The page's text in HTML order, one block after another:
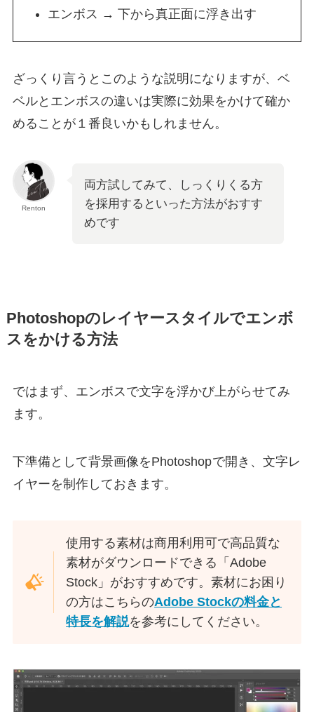
エンボス → 下から真正面に浮き出す
ざっくり言うとこのような説明になりますが、ベ
ベルとエンボスの違いは実際に効果をかけて確か
めることが１番良いかもしれません。
Renton
両方試してみて、しっくりくる方
を採用するといった方法がおすす
めです
Photoshopのレイヤースタイルでエンボ
スをかける方法
ではまず、エンボスで文字を浮かび上がらせてみ
ます。
下準備として背景画像をPhotoshopで開き、文字レ
イヤーを制作しておきます。
使用する素材は商用利用可で高品質な
素材がダウンロードできる「Adobe
Stock」がおすすめです。素材にお困り
の方はこちらのAdobe Stockの料金と
特長を解説を参考にしてください。